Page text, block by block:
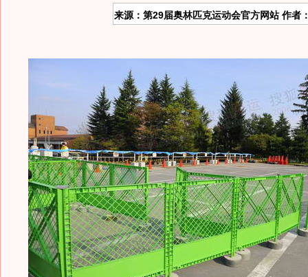
来源：第29届奥林匹克运动会官方网站 作者